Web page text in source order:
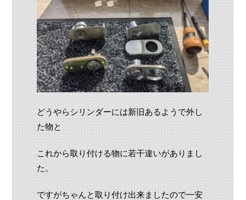
どうやらシリンダーには新旧あるようで外し
た物と
これから取り付ける物に若干違いがありまし
た。
ですがちゃんと取り付け出来ましたので一安